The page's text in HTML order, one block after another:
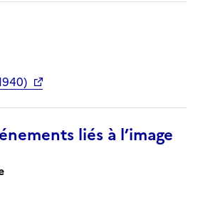
liés à l’image